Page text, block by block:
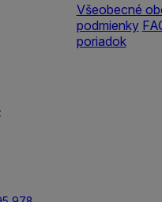
Všeobecné
podmienky
poriadok